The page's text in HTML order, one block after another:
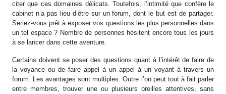
citer que ces domaines délicats. Toutefois, l’intimité que confère le
cabinet n’a pas lieu d’être sur un forum, dont le but est de partager.
Seriez-vous prêt à exposer vos questions les plus personnelles dans
un tel espace ? Nombre de personnes hésitent encore tous les jours
à se lancer dans cette aventure.
Certains doivent se poser des questions quant à l’intérêt de faire de
la voyance ou de faire appel à un appel à un voyant à travers un
forum. Les avantages sont multiples. Outre l’on peut tout à fait parler
entre membres, trouver une ou plusieurs oreilles attentives, sans